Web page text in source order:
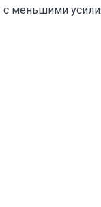
с меньшими